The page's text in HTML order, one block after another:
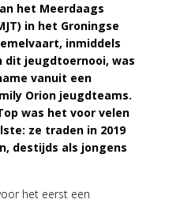
het Meerdaags
in het Groningse
inmiddels
dit jeugdtoernooi, was
vanuit een
Orion jeugdteams.
was het voor velen
ze traden in 2019
destijds als jongens
het eerst een